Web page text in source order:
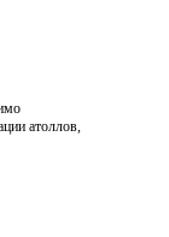
атоллов,